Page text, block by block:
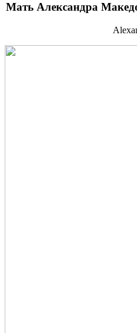
Мать Александра